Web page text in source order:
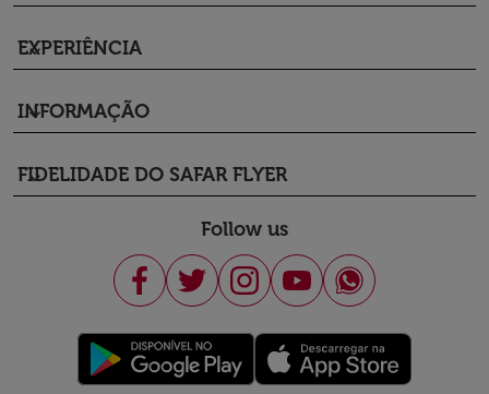
EXPERIÊNCIA
keyboard_arrow_down
INFORMAÇÃO
keyboard_arrow_down
FIDELIDADE DO SAFAR FLYER
keyboard_arrow_down
Follow us